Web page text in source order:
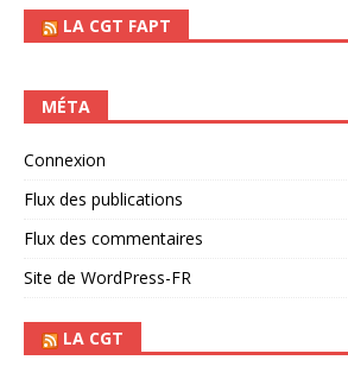
LA CGT FAPT
MÉTA
Connexion
Flux des publications
Flux des commentaires
Site de WordPress-FR
LA CGT